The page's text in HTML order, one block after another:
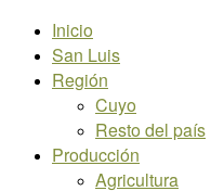
Inicio
San Luis
Región
Cuyo
Resto del país
Producción
Agricultura